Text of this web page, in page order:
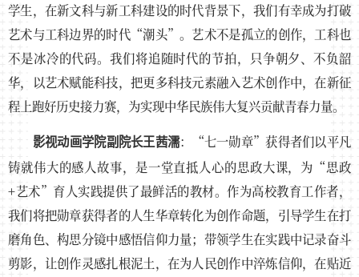
学生，在新文科与新工科建设的时代背景下，我们有幸成为打破
艺术与工科边界的时代“潮头”。艺术不是孤立的创作，工科也
不是冰冷的代码。我们将追随时代的节拍，只争朝夕、不负韶
华，以艺术赋能科技，把更多科技元素融入艺术创作中，在新征
程上跑好历史接力赛，为实现中华民族伟大复兴贡献青春力量。
影视动画学院副院长王茜濡：“七一勋章”获得者们以平凡
铸就伟大的感人故事，是一堂直抵人心的思政大课，为“思政
+艺术”育人实践提供了最鲜活的教材。作为高校教育工作者，
我们将把勋章获得者的人生华章转化为创作命题，引导学生在打
磨角色、构思分镜中感悟信仰力量；带领学生在实践中记录奋斗
剪影，让创作灵感扎根泥土，在为人民创作中淬炼信仰，在贴近